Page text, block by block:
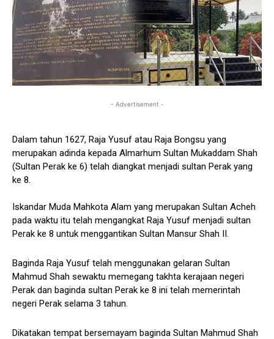
- Advertisement -
Dalam tahun 1627, Raja Yusuf atau Raja Bongsu yang
merupakan adinda kepada Almarhum Sultan Mukaddam Shah
(Sultan Perak ke 6) telah diangkat menjadi sultan Perak yang
ke 8.
Iskandar Muda Mahkota Alam yang merupakan Sultan Acheh
pada waktu itu telah mengangkat Raja Yusuf menjadi sultan
Perak ke 8 untuk menggantikan Sultan Mansur Shah II.
Baginda Raja Yusuf telah menggunakan gelaran Sultan
Mahmud Shah sewaktu memegang takhta kerajaan negeri
Perak dan baginda sultan Perak ke 8 ini telah memerintah
negeri Perak selama 3 tahun.
Dikatakan tempat bersemayam baginda Sultan Mahmud Shah